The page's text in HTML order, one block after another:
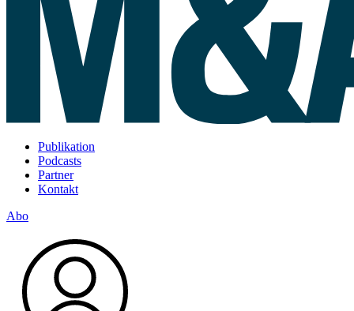
Publikation
Podcasts
Partner
Kontakt
Abo